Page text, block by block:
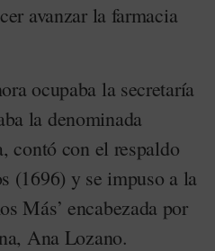
avanzar la farmacia
ocupaba la secretaría
la denominada
contó con el respaldo
(1696) y se impuso a la
Más’ encabezada por
Ana Lozano.